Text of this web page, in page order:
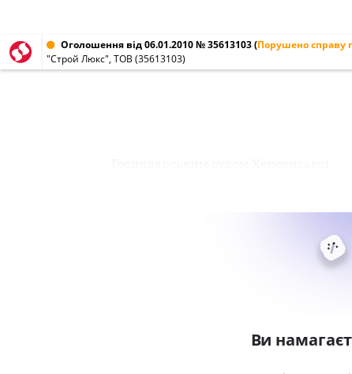
Оголошення від 06.01.2010 № 35613103(Порушено справу
"Строй Люкс", ТОВ (35613103)
Ви